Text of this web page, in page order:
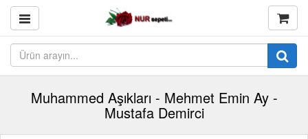
Muhammed Aşıkları - Mehmet Emin Ay -
Mustafa Demirci